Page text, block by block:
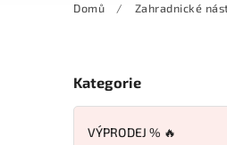
Domů / Zahradnické
Kategorie
VÝPRODEJ % 🔥